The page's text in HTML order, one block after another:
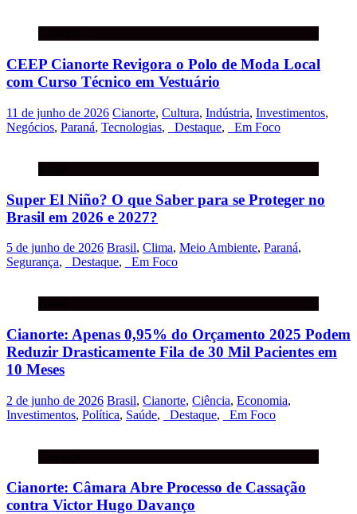
CEEP Cianorte Revigora o Polo de Moda Local
com Curso Técnico em Vestuário
11 de junho de 2026 Cianorte, Cultura, Indústria, Investimentos,
Negócios, Paraná, Tecnologias, _Destaque, _Em Foco
Super El Niño? O que Saber para se Proteger no
Brasil em 2026 e 2027?
5 de junho de 2026 Brasil, Clima, Meio Ambiente, Paraná,
Segurança, _Destaque, _Em Foco
Cianorte: Apenas 0,95% do Orçamento 2025 Podem
Reduzir Drasticamente Fila de 30 Mil Pacientes em
10 Meses
2 de junho de 2026 Brasil, Cianorte, Ciência, Economia,
Investimentos, Política, Saúde, _Destaque, _Em Foco
Cianorte: Câmara Abre Processo de Cassação
contra Victor Hugo Davanço